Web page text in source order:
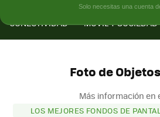
CONECTIVIDAD MÓVIL Y SOCIEDAD
Foto de
Más información en
LOS MEJORES FONDOS DE
Solo necesitas una cuenta